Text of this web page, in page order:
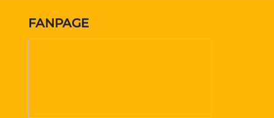
FANPAGE